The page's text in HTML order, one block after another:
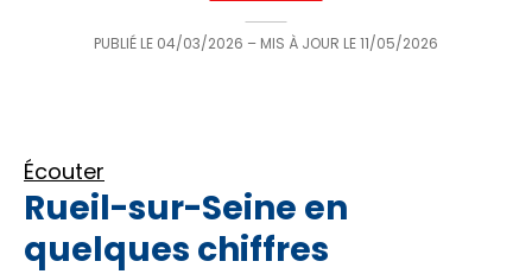
PUBLIÉ LE 04/03/2026 – MIS À JOUR LE11/05/2026
Écouter
Rueil-sur-Seine en
quelques chiffres